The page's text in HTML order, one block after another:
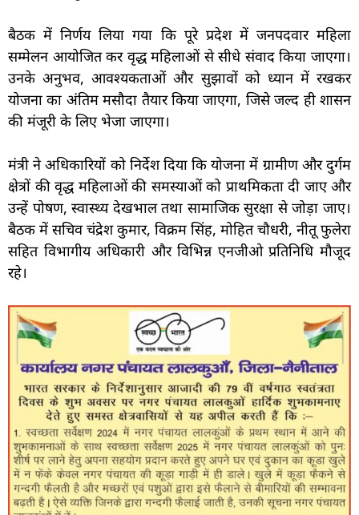
बैठक में निर्णय लिया गया कि पूरे प्रदेश में जनपदवार महिला
सम्मेलन आयोजित कर वृद्ध महिलाओं से सीधे संवाद किया जाएगा।
उनके अनुभव, आवश्यकताओं और सुझावों को ध्यान में रखकर
योजना का अंतिम मसौदा तैयार किया जाएगा, जिसे जल्द ही शासन
की मंजूरी के लिए भेजा जाएगा।
मंत्री ने अधिकारियों को निर्देश दिया कि योजना में ग्रामीण और दुर्गम
क्षेत्रों की वृद्ध महिलाओं की समस्याओं को प्राथमिकता दी जाए और
उन्हें पोषण, स्वास्थ्य देखभाल तथा सामाजिक सुरक्षा से जोड़ा जाए।
बैठक में सचिव चंद्रेश कुमार, विक्रम सिंह, मोहित चौधरी, नीतू फुलेरा
सहित विभागीय अधिकारी और विभिन्न एनजीओ प्रतिनिधि मौजूद
रहे।